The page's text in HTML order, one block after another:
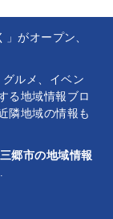
がオープン、
ルメ、イベン
る地域情報ブロ
隣地域の情報も
郷市の地域情報